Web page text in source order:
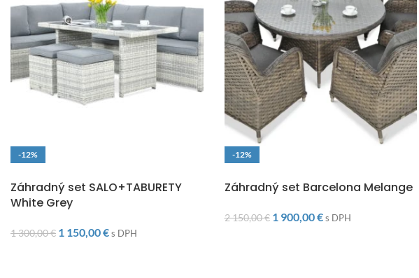
-12%
Záhradný set SALO+TABURETY
White Grey
1 300,00€ 1 150,00€s DPH
-12%
Záhradný set Barcelona Melange
2 150,00€ 1 900,00€ s DPH